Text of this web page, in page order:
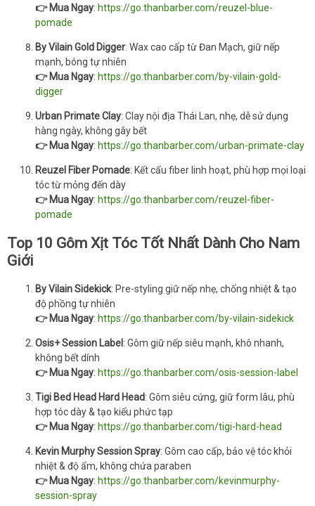
👉 Mua Ngay: https://go.thanbarber.com/reuzel-blue-
pomade
By Vilain Gold Digger: Wax cao cấp từ Đan Mạch, giữ nếp
mạnh, bóng tự nhiên
👉 Mua Ngay: https://go.thanbarber.com/by-vilain-gold-
digger
Urban Primate Clay: Clay nội địa Thái Lan, nhẹ, dễ sử dụng
hàng ngày, không gây bết
👉 Mua Ngay: https://go.thanbarber.com/urban-primate-clay
Reuzel Fiber Pomade: Kết cấu fiber linh hoạt, phù hợp mọi loại
tóc từ mỏng đến dày
👉 Mua Ngay: https://go.thanbarber.com/reuzel-fiber-
pomade
Top 10 Gôm Xịt Tóc Tốt Nhất Dành Cho Nam
Giới
By Vilain Sidekick: Pre-styling giữ nếp nhẹ, chống nhiệt & tạo
độ phồng tự nhiên
👉 Mua Ngay: https://go.thanbarber.com/by-vilain-sidekick
Osis+ Session Label : Gôm giữ nếp siêu mạnh, khô nhanh,
không bết dính
👉 Mua Ngay: https://go.thanbarber.com/osis-session-label
Tigi Bed Head Hard Head: Gôm siêu cứng, giữ form lâu, phù
hợp tóc dày & tạo kiểu phức tạp
👉 Mua Ngay: https://go.thanbarber.com/tigi-hard-head
Kevin Murphy Session Spray: Gôm cao cấp, bảo vệ tóc khỏi
nhiệt & độ ẩm, không chứa paraben
👉 Mua Ngay: https://go.thanbarber.com/kevinmurphy-
session-spray